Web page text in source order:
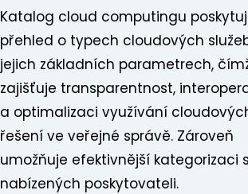
Katalog cloud computingu
přehled o typech cloudových
jejich základních parametrech,
zajišťuje transparentnost,
a optimalizaci využívání
řešení ve veřejné správě. Zároveň
umožňuje efektivnější kategorizaci
nabízených poskytovateli.